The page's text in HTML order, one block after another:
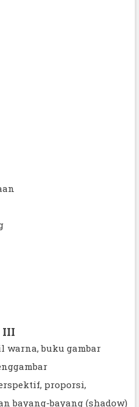
III
warna, buku gambar
proporsi,
bayang-bayang (shadow)